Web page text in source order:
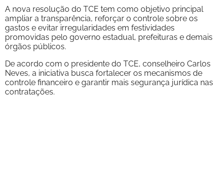
A nova resolução do TCE tem como objetivo principal
ampliar a transparência, reforçar o controle sobre os
gastos e evitar irregularidades em festividades
promovidas pelo governo estadual, prefeituras e demais
órgãos públicos.
De acordo com o presidente do TCE, conselheiro Carlos
Neves, a iniciativa busca fortalecer os mecanismos de
controle financeiro e garantir mais segurança jurídica nas
contratações.